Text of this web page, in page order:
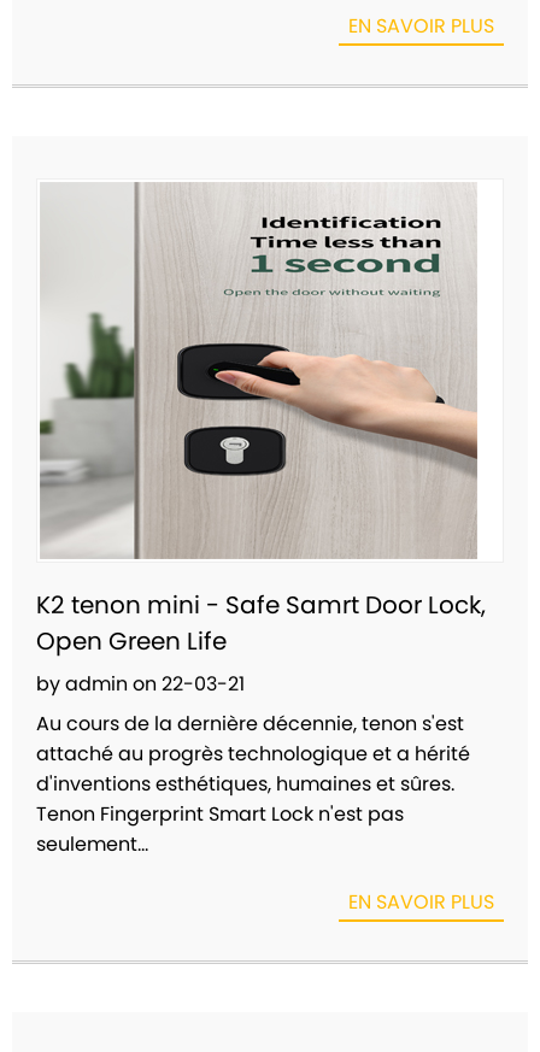
EN SAVOIR PLUS
K2 tenon mini - Safe Samrt Door Lock,
Open Green Life
by admin on 22-03-21
Au cours de la dernière décennie, tenon s'est
attaché au progrès technologique et a hérité
d'inventions esthétiques, humaines et sûres.
Tenon Fingerprint Smart Lock n'est pas
seulement...
EN SAVOIR PLUS